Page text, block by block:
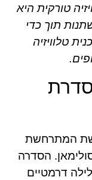
טורקית היא
תוך כדי
טלוויזיה
המתרחשת
סולימאן. הסדרה
דרמטיים